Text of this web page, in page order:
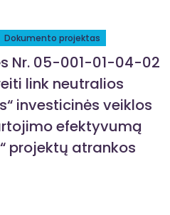
Dokumento projektas
Nr. 05-001-01-04-02
link neutralios
investicinės veiklos
efektyvumą
projektų atrankos